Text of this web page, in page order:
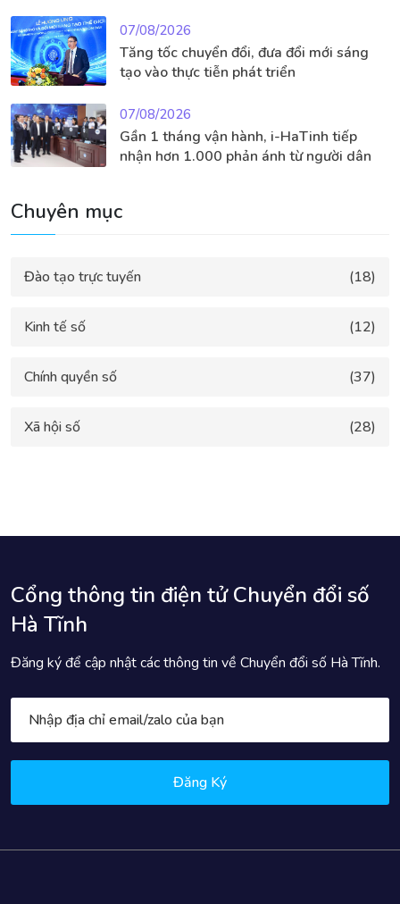
07/08/2026
Tăng tốc chuyển đổi, đưa đổi mới sáng
tạo vào thực tiễn phát triển
07/08/2026
Gần 1 tháng vận hành, i-HaTinh tiếp
nhận hơn 1.000 phản ánh từ người dân
Chuyên mục
Đào tạo trực tuyến (18)
Kinh tế số (12)
Chính quyền số (37)
Xã hội số (28)
Cổng thông tin điện tử Chuyển đổi số
Hà Tĩnh
Đăng ký để cập nhật các thông tin về Chuyển đổi số Hà Tĩnh.
Đăng Ký